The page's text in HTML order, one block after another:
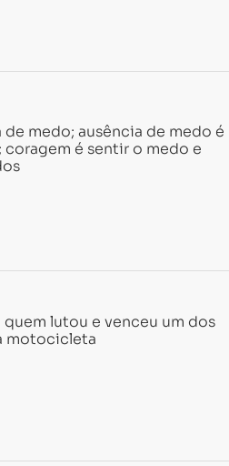
medo; ausência de medo é
é sentir o medo e
lutou e venceu um dos
motocicleta